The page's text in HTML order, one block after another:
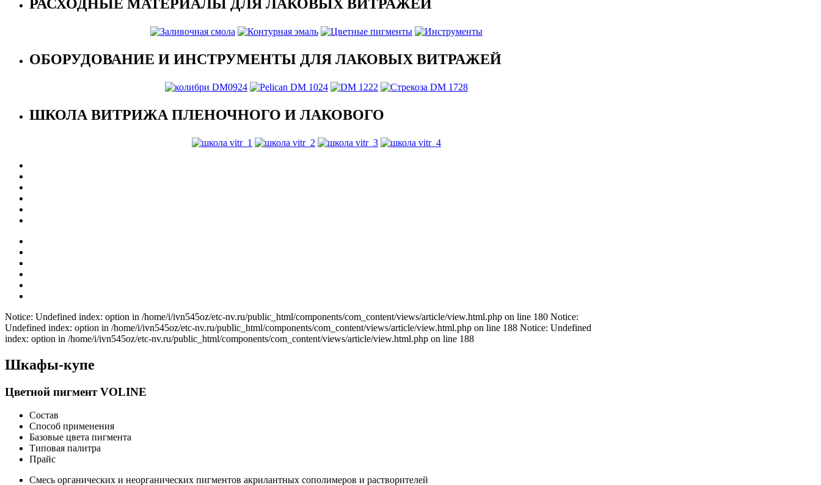
РАСХОДНЫЕ МАТЕРИАЛЫ ДЛЯ ЛАКОВЫХ ВИТРАЖЕЙ
ОБОРУДОВАНИЕ И ИНСТРУМЕНТЫ ДЛЯ ЛАКОВЫХ ВИТРАЖЕЙ
ШКОЛА ВИТРИЖА ПЛЕНОЧНОГО И ЛАКОВОГО
Notice: Undefined index: option in /home/i/ivn545oz/etc-nv.ru/public_html/components/com_content/views/article/view.html.php on line 180 Notice:
Undefined index: option in /home/i/ivn545oz/etc-nv.ru/public_html/components/com_content/views/article/view.html.php on line 188 Notice: Undefined
index: option in /home/i/ivn545oz/etc-nv.ru/public_html/components/com_content/views/article/view.html.php on line 188
Шкафы-купе
Цветной пигмент VOLINE
Состав
Способ применения
Базовые цвета пигмента
Типовая палитра
Прайс
Смесь органических и неорганических пигментов акрилантных сополимеров и растворителей